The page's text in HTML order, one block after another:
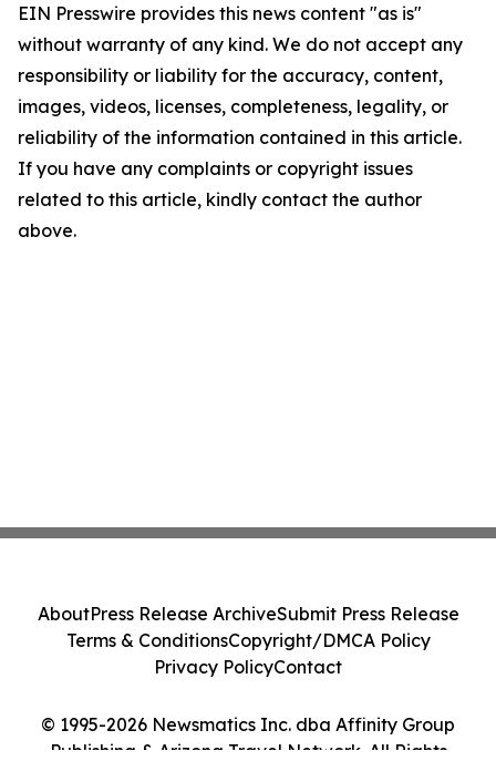
EIN Presswire provides this news content "as is"
without warranty of any kind. We do not accept any
responsibility or liability for the accuracy, content,
images, videos, licenses, completeness, legality, or
reliability of the information contained in this article.
If you have any complaints or copyright issues
related to this article, kindly contact the author
above.
© 1995-2026 Newsmatics Inc. dba Affinity Group
Publishing & Arizona Travel Network. All Rights
AboutPress Release ArchiveSubmit Press Release
Terms & ConditionsCopyright/DMCA Policy
Privacy PolicyContact